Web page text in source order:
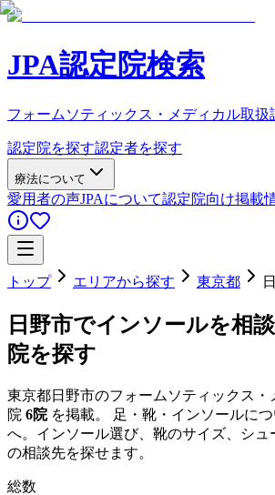
JPA認定院検索
フォームソティックス・メディカル取扱
認定院を探す認定者を探す
療法について
愛用者の声JPAについて認定院向け掲載
トップ エリアから探す 東京都
日野市でインソールを相
院を探す
東京都日野市のフォームソティックス・
院 6院を掲載。 足・靴・インソールに
へ。インソール選び、靴のサイズ、シュ
の相談先を探せます。
総数